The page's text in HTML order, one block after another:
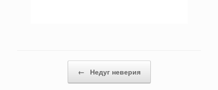
← Недуг неверия